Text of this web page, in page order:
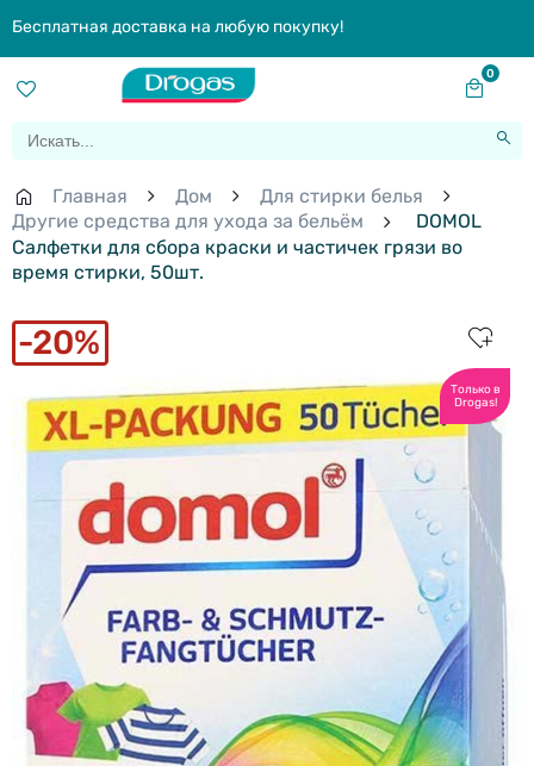
Бесплатная доставка на любую покупку!
0
Главная Дом
Для стирки белья
Другие cредства для ухода за бельём
DOMOL
Cалфетки для сбора краски и частичек грязи во
время стирки, 50шт.
20%
Только в
Drogas!